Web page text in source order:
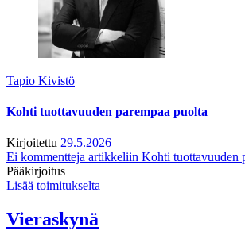
Tapio Kivistö
Kohti tuottavuuden parempaa puolta
Kirjoitettu 29.5.2026
Ei kommentteja artikkeliin Kohti tuottavuuden
Pääkirjoitus
Lisää toimitukselta
Vieraskynä